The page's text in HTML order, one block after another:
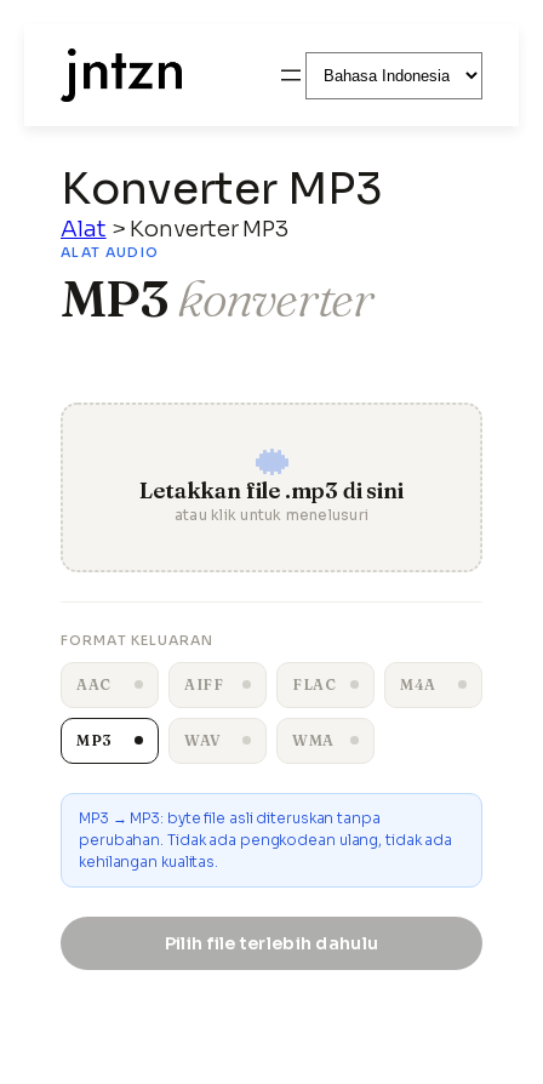
Pilih
sebuah
Konverter MP3
Alat > Konverter MP3
ALAT AUDIO
MP3konverter
Letakkan file .mp3 di sini
atau klik untuk menelusuri
FORMAT KELUARAN
AAC AIFF FLAC M4A
MP3 WAV WMA
MP3 → MP3: byte file asli diteruskan tanpa
perubahan. Tidak ada pengkodean ulang, tidak ada
kehilangan kualitas.
Pilih file terlebih dahulu